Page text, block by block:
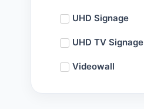
UHD Signage
UHD TV Signage
Videowall